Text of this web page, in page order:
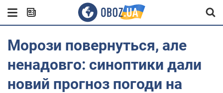
Морози повернуться, але
ненадовго: синоптики дали
новий прогноз погоди на